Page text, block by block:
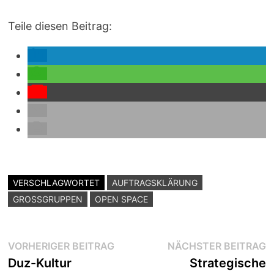
Teile diesen Beitrag:
VERSCHLAGWORTET
AUFTRAGSKLÄRUNG
GROSSGRUPPEN
OPEN SPACE
Beitragsnavigation
VORHERIGER BEITRAG Vorheriger
Duz-Kultur
NÄCHSTER BEITRAG
Strategische